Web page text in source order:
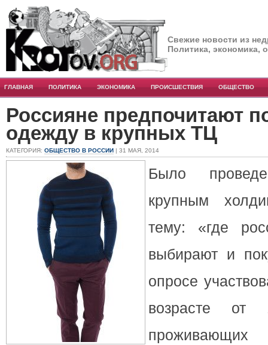
Свежие новости из
Политика, экономика,
ГЛАВНАЯ ПОЛИТИКА ЭКОНОМИКА ПРОИСШЕСТВИЯ ОБЩЕСТВО
Россияне предпочитают
одежду в крупных ТЦ
КАТЕГОРИЯ: ОБЩЕСТВО В РОССИИ | 31 МАЯ, 2014
Было
крупным
тему: «где
выбирают и
опросе
возрасте